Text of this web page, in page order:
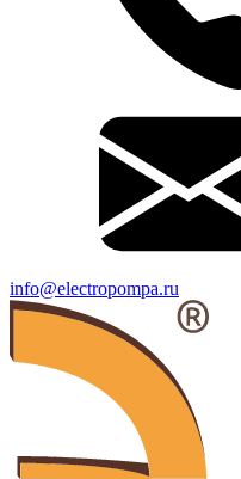
info@electropompa.ru